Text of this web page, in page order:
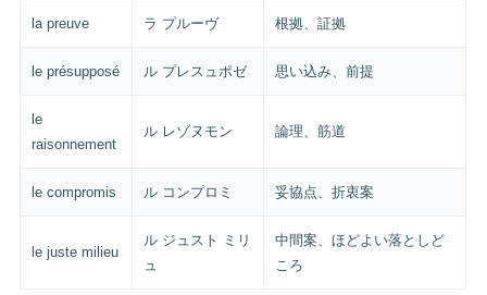
la preuve ラ プルーヴ 根拠、証拠
le présupposé ル プレスュポゼ 思い込み、前提
le
raisonnement
ル レゾヌモン 論理、筋道
le compromis ル コンプロミ 妥協点、折衷案
le juste milieu
ル ジュスト ミリ
ュ
中間案、ほどよい落としど
ころ